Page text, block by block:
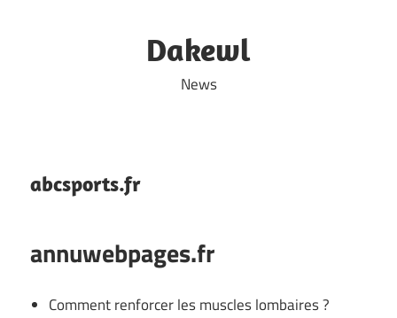
Dakewl
News
abcsports.fr
annuwebpages.fr
Comment renforcer les muscles lombaires ?